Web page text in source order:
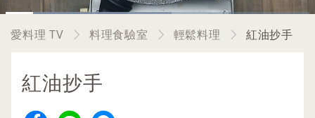
PauseUnmute
Time
Duration
1:15
Loaded:
Picture-
in-
愛料理 TV 料理食驗室 輕鬆料理 紅油抄手
紅油抄手